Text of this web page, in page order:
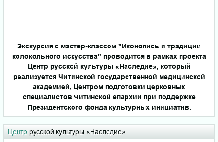
Центр русской культуры «Наследие»
Экскурсия с мастер-классом "Иконопись и традиции
колокольного искусства" проводится в рамках проекта
Центр русской культуры «Наследие», который
реализуется Читинской государственной медицинской
академией, Центром подготовки церковных
специалистов Читинской епархии при поддержке
Президентского фонда культурных инициатив.